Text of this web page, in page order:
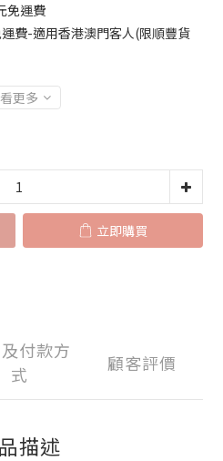
免運費
費-適用香港澳門客人(限順豐貨
更多
立即購買
付款方
式
顧客評價
描述